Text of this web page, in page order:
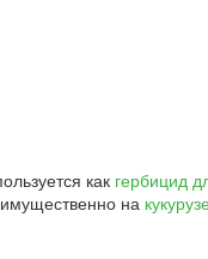
как гербицид
на